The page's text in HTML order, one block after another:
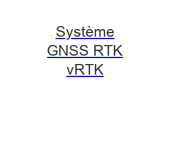
Système
GNSS RTK
vRTK